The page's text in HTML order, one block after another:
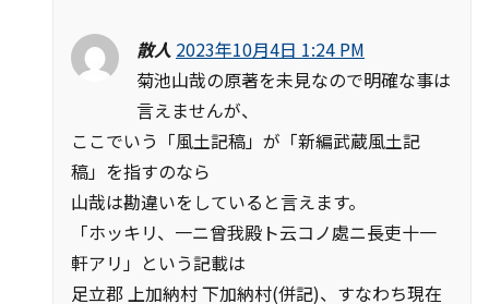
散人 2023年10月4日 1:24 PM
菊池山哉の原著を未見なので明確な事は
言えませんが、
ここでいう「風土記稿」が「新編武蔵風土記
稿」を指すのなら
山哉は勘違いをしていると言えます。
「ホッキリ、一ニ曾我殿ト云コノ處ニ長吏十一
軒アリ」という記載は
足立郡 上加納村 下加納村(併記)、すなわち現在